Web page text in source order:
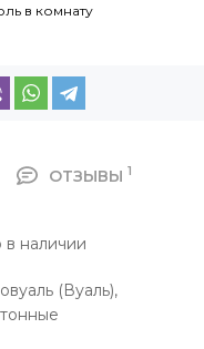
в комнату
ОТЗЫВЫ 1
в наличии
(Вуаль),